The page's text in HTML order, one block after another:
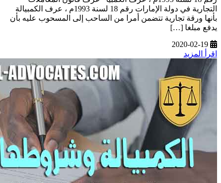
التجارية في دولة الإمارات رقم 18 لسنة 1993م ، عرف الكمبيالة
بأنها ورقة تجارية تتضمن أمرا من الساحب إلى المسحوب عليه بأن
يدفع مبلغا […]
2020-02-19
اقرأ المزيد